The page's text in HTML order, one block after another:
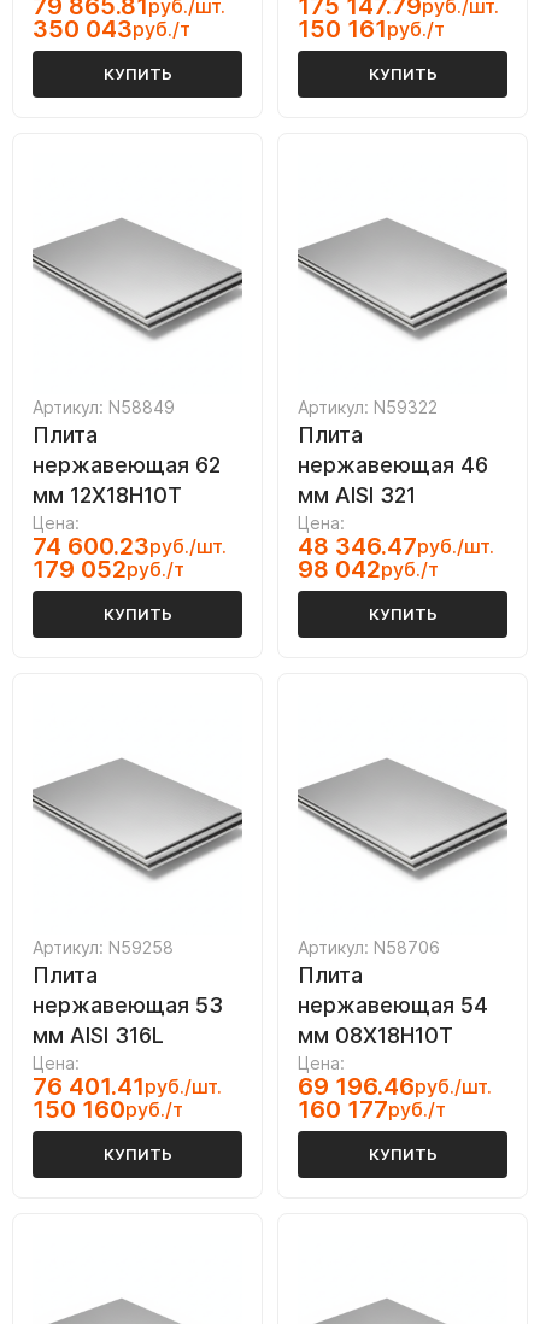
79 865.81 руб./шт.
350 043руб./т
КУПИТЬ
175 147.79руб./шт.
150 161руб./т
КУПИТЬ
Артикул: N58849
Плита
нержавеющая 62
мм 12Х18Н10Т
Цена:
74 600.23руб./шт.
179 052руб./т
КУПИТЬ
Артикул: N59322
Плита
нержавеющая 46
мм AISI 321
Цена:
48 346.47руб./шт.
98 042руб./т
КУПИТЬ
Артикул: N59258
Плита
нержавеющая 53
мм AISI 316L
Цена:
76 401.41руб./шт.
150 160руб./т
КУПИТЬ
Артикул: N58706
Плита
нержавеющая 54
мм 08Х18Н10Т
Цена:
69 196.46руб./шт.
160 177руб./т
КУПИТЬ